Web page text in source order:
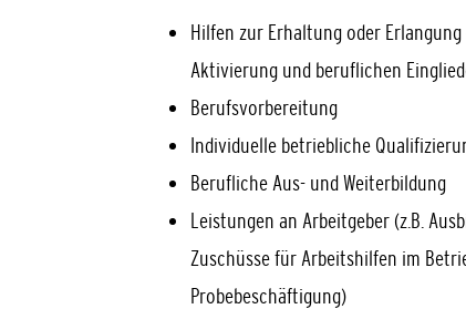
Hilfen zur Erhaltung oder
Aktivierung und beruflichen
Berufsvorbereitung
Individuelle betriebliche
Berufliche Aus- und Weiterbildung
Leistungen an Arbeitgeber (z.B.
Zuschüsse für Arbeitshilfen im
Probebeschäftigung)